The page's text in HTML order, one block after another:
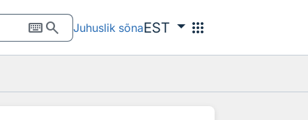
keyboardsearch Juhuslik sõnaEST apps